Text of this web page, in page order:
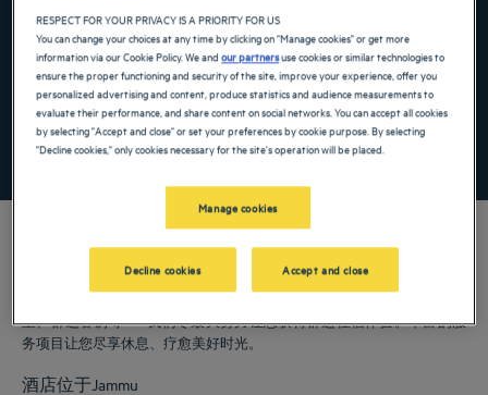
寻找酒店
添加特惠代码
我们的郁锦香酒店欢迎您来访Jammu。为您提供餐厅、泊车服务、会议
室、舒适客房等——我们尽最大努力让您获得舒适住宿体验。丰富的服
务项目让您尽享休息、疗愈美好时光。
酒店位于Jammu
RESPECT FOR YOUR PRIVACY IS A PRIORITY FOR US
You can change your choices at any time by clicking on "Manage cookies" or get more
information via our Cookie Policy. We andour partnersuse cookies or similar technologies to
ensure the proper functioning and security of the site, improve your experience, offer you
personalized advertising and content, produce statistics and audience measurements to
evaluate their performance, and share content on social networks. You can accept all cookies
by selecting "Accept and close" or set your preferences by cookie purpose. By selecting
"Decline cookies," only cookies necessary for the site's operation will be placed.
Manage cookies
Decline cookies Accept and close